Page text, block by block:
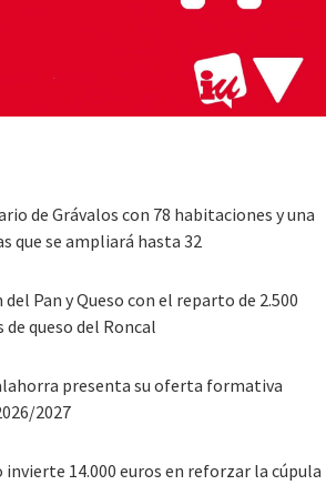
de Grávalos con 78 habitaciones y una
que se ampliará hasta 32
Pan y Queso con el reparto de 2.500
queso del Roncal
presenta su oferta formativa
2027
invierte 14.000 euros en reforzar la cúpula